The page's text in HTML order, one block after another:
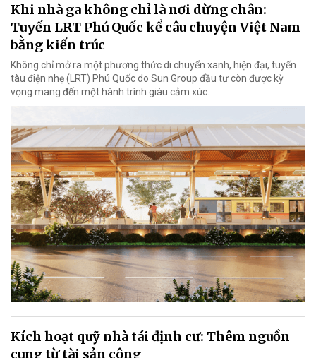
Khi nhà ga không chỉ là nơi dừng chân:
Tuyến LRT Phú Quốc kể câu chuyện Việt Nam
bằng kiến trúc
Không chỉ mở ra một phương thức di chuyển xanh, hiện đại, tuyến
tàu điện nhẹ (LRT) Phú Quốc do Sun Group đầu tư còn được kỳ
vọng mang đến một hành trình giàu cảm xúc.
Kích hoạt quỹ nhà tái định cư: Thêm nguồn
cung từ tài sản công